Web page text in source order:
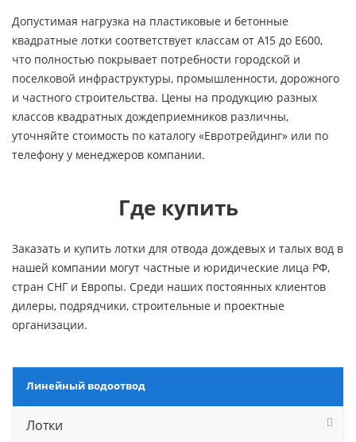
Допустимая нагрузка на пластиковые и бетонные
квадратные лотки соответствует классам от А15 до Е600,
что полностью покрывает потребности городской и
поселковой инфраструктуры, промышленности, дорожного
и частного строительства. Цены на продукцию разных
классов квадратных дождеприемников различны,
уточняйте стоимость по каталогу «Евротрейдинг» или по
телефону у менеджеров компании.
Где купить
Заказать и купить лотки для отвода дождевых и талых вод в
нашей компании могут частные и юридические лица РФ,
стран СНГ и Европы. Среди наших постоянных клиентов
дилеры, подрядчики, строительные и проектные
организации.
Линейный водоотвод
Лотки